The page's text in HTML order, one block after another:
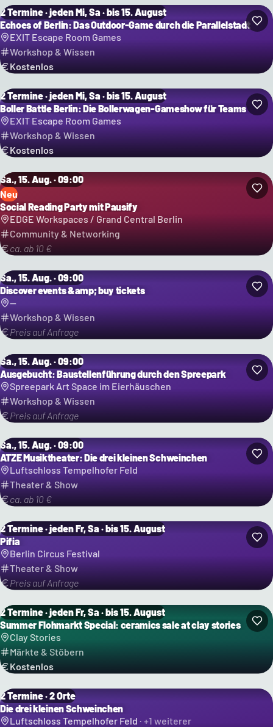
2 Termine · jeden Mi, Sa · bis 15. August
Echoes of Berlin: Das Outdoor-Game durch die Parallelstadt
EXIT Escape Room Games
Workshop & Wissen
Kostenlos
2 Termine · jeden Mi, Sa · bis 15. August
Boller Battle Berlin: Die Bollerwagen-Gameshow für Teams
EXIT Escape Room Games
Workshop & Wissen
Kostenlos
Sa., 15. Aug. · 09:00
Neu
Social Reading Party mit Pausify
EDGE Workspaces / Grand Central Berlin
Community & Networking
ca. ab 10 €
Sa., 15. Aug. · 09:00
Discover events &amp; buy tickets
--
Workshop & Wissen
Preis auf Anfrage
Sa., 15. Aug. · 09:00
Ausgebucht: Baustellenführung durch den Spreepark
Spreepark Art Space im Eierhäuschen
Workshop & Wissen
Preis auf Anfrage
Sa., 15. Aug. · 09:00
ATZE Musiktheater: Die drei kleinen Schweinchen
Luftschloss Tempelhofer Feld
Theater & Show
ca. ab 10 €
2 Termine · jeden Fr, Sa · bis 15. August
Pifia
Berlin Circus Festival
Theater & Show
Preis auf Anfrage
2 Termine · jeden Fr, Sa · bis 15. August
Summer Flohmarkt Special: ceramics sale at clay stories
Clay Stories
Märkte & Stöbern
Kostenlos
2 Termine · 2 Orte
Die drei kleinen Schweinchen
Luftschloss Tempelhofer Feld · +1 weiterer